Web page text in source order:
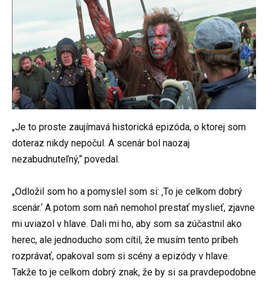
„Je to proste zaujímavá historická epizóda, o ktorej som
doteraz nikdy nepočul. A scenár bol naozaj
nezabudnuteľný,“ povedal.
„Odložil som ho a pomyslel som si: ‚To je celkom dobrý
scenár.‘ A potom som naň nemohol prestať myslieť, zjavne
mi uviazol v hlave. Dali mi ho, aby som sa zúčastnil ako
herec, ale jednoducho som cítil, že musím tento príbeh
rozprávať, opakoval som si scény a epizódy v hlave.
Takže to je celkom dobrý znak, že by si sa pravdepodobne